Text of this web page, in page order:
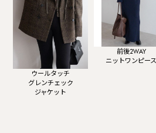
ウールタッチ
グレンチェック
ジャケット
前後2WAY
ニットワンピース